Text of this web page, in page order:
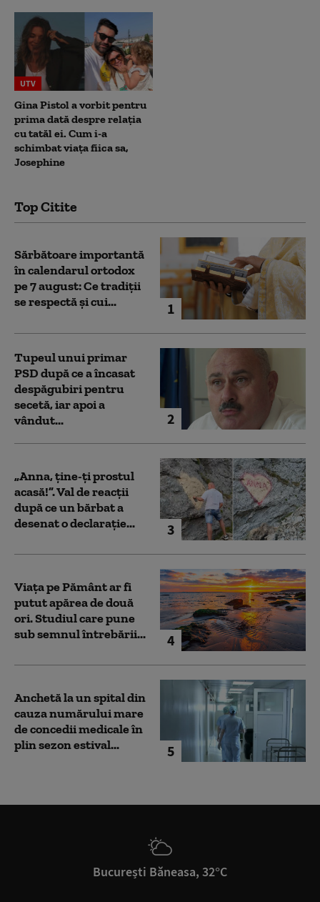
UTV
Gina Pistol a vorbit pentru
prima dată despre relația
cu tatăl ei. Cum i-a
schimbat viața fiica sa,
Josephine
Top Citite
1
Sărbătoare importantă
în calendarul ortodox
pe 7 august: Ce tradiții
se respectă și cui...
2
Tupeul unui primar
PSD după ce a încasat
despăgubiri pentru
secetă, iar apoi a
vândut...
3
„Anna, ţine-ţi prostul
acasă!”. Val de reacții
după ce un bărbat a
desenat o declarație...
4
Viața pe Pământ ar fi
putut apărea de două
ori. Studiul care pune
sub semnul întrebării...
5
Anchetă la un spital din
cauza numărului mare
de concedii medicale în
plin sezon estival...
București Băneasa, 32°C